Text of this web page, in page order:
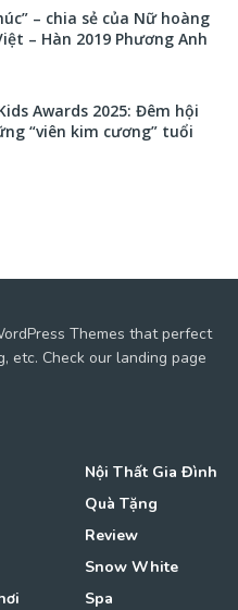
– chia sẻ của Nữ hoàng
– Hàn 2019 Phương Anh
Awards 2025: Đêm hội
“viên kim cương” tuổi
Themes that perfect
etc. Check our landing page
Nội Thất Gia Đình
Quà Tặng
Review
Snow White
Spa